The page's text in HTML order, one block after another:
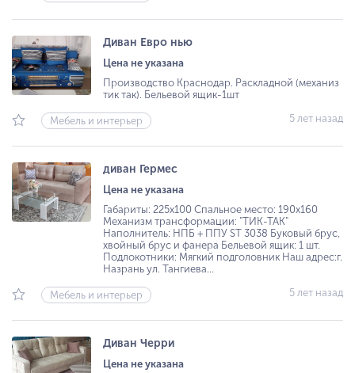
Диван Евро нью
Цена не указана
Производство Краснодар. Раскладной (механиз
тик так). Бельевой ящик-1шт
Мебель и интерьер 5 лет назад
диван Гермес
Цена не указана
Габариты: 225х100 Спальное место: 190х160
Механизм трансформации: "ТИК-ТАК"
Наполнитель: НПБ + ППУ ST 3038 Буковый брус,
хвойный брус и фанера Бельевой ящик: 1 шт.
Подлокотники: Мягкий подголовник Наш адрес:г.
Назрань ул. Тангиева...
Мебель и интерьер 5 лет назад
Диван Черри
Цена не указана